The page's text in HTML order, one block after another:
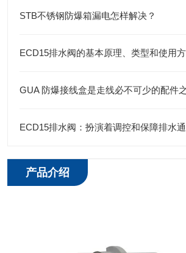
STB不锈钢防爆箱漏电怎样解决？
ECD15排水阀的基本原理、类型和使用
GUA 防爆接线盒是走线必不可少的配件
ECD15排水阀：扮演着调控和保障排水
产品介绍